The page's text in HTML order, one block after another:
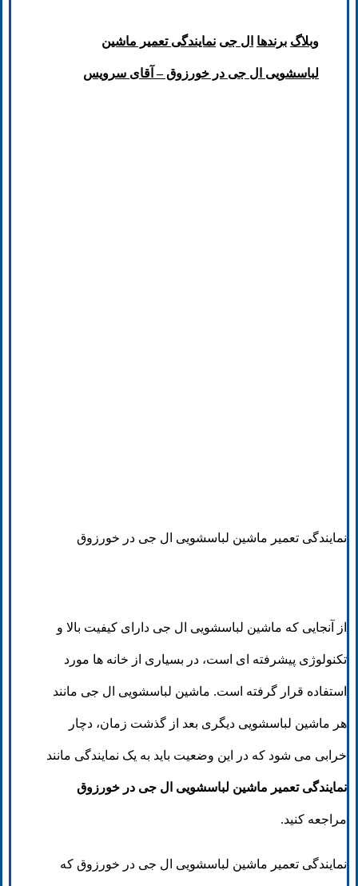
وبلاگ برند‌ها ال جی نمایندگی تعمیر ماشین
لباسشویی ال جی در خورزوق – آقای سرویس
نمایندگی تعمیر ماشین لباسشویی ال جی در خورزوق
از آنجایی که ماشین لباسشویی ال جی دارای کیفیت بالا و
تکنولوژی پیشرفته ای است، در بسیاری از خانه ها مورد
استفاده قرار گرفته است. ماشین لباسشویی ال جی مانند
هر ماشین لباسشویی دیگری بعد از گذشت زمان، دچار
خرابی می شود که در این وضعیت باید به یک نمایندگی مانند
نمایندگی تعمیر ماشین لباسشویی ال جی در خورزوق
مراجعه کنید.
نمایندگی تعمیر ماشین لباسشویی ال جی در خورزوق که